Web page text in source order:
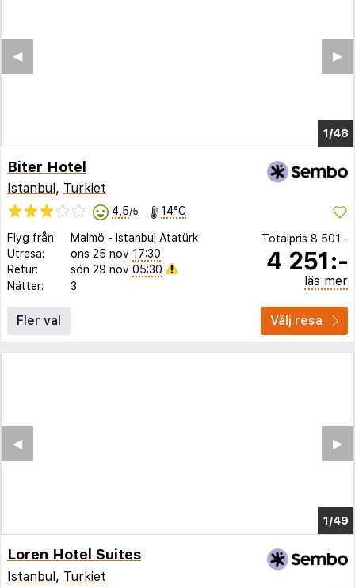
1/43
▶︎
◀︎
Biter Hotel
Istanbul , Turkiet
4,5/5 14°C
Flyg från: Malmö - Istanbul Atatürk
Utresa:
ons 25 nov 17:30
Retur:
sön 29 nov 05:30
Nätter:
3
Totalpris 8 501:-
4 251:-
läs mer
Fler val Välj resa
1/45
▶︎
◀︎
Loren Hotel Suites
Istanbul, Turkiet